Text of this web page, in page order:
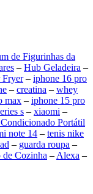
de Figurinhas da
– Hub Geladeira –
– iphone 16 pro
– creatina – whey
max – iphone 15 pro
s – xiaomi –
Portátil
note 14 – tenis nike
– guarda roupa –
Cozinha – Alexa –